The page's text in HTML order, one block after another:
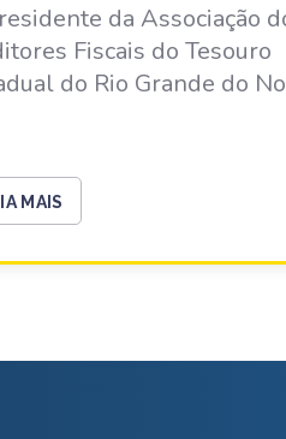
da Associação
Fiscais do Tesouro
do Rio Grande do
MAIS